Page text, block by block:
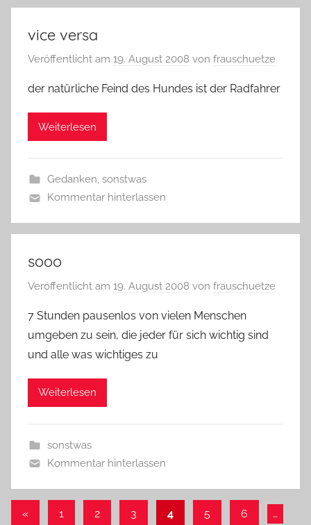
vice versa
Veröffentlicht am 19. August 2008 von frauschuetze
der natürliche Feind des Hundes ist der Radfahrer
Weiterlesen
Gedanken, sonstwas
Kommentar hinterlassen
sooo
Veröffentlicht am 19. August 2008 von frauschuetze
7 Stunden pausenlos von vielen Menschen
umgeben zu sein, die jeder für sich wichtig sind
und alle was wichtiges zu
Weiterlesen
sonstwas
Kommentar hinterlassen
Seitennummerierung
«Vorherige
1 2 3 4 5 6 …